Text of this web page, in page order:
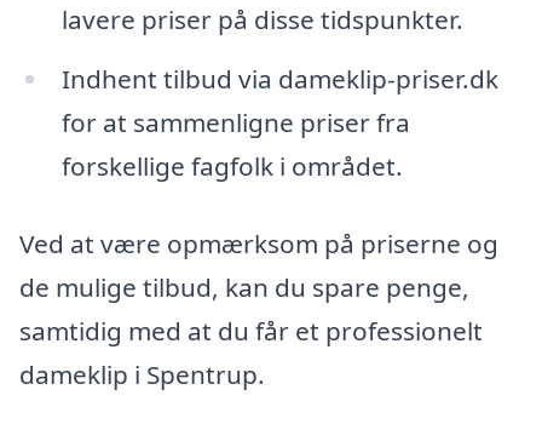
lavere priser på disse tidspunkter.
Indhent tilbud via dameklip-priser.dk
for at sammenligne priser fra
forskellige fagfolk i området.
Ved at være opmærksom på priserne og
de mulige tilbud, kan du spare penge,
samtidig med at du får et professionelt
dameklip i Spentrup.